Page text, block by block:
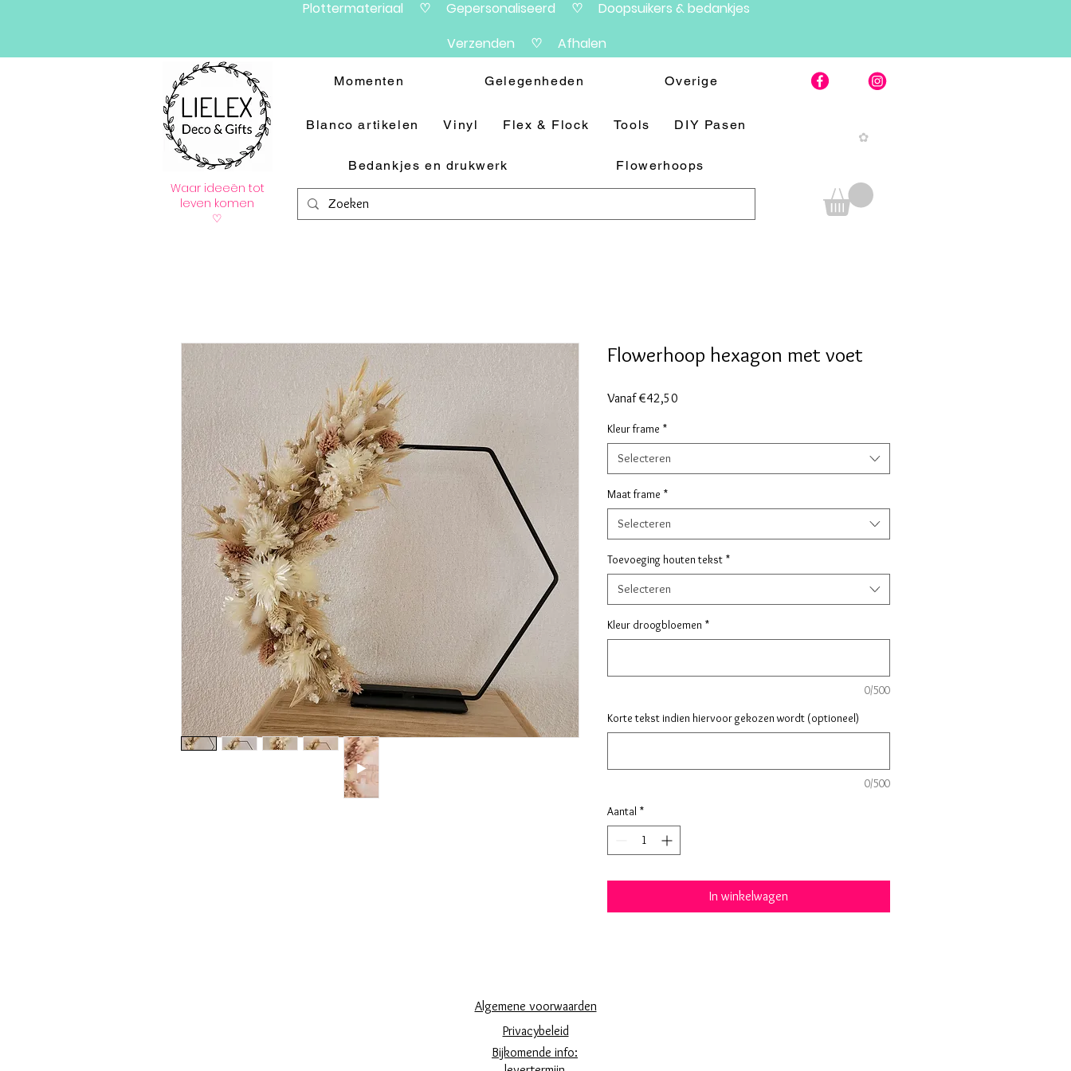
Plottermateriaal ♡ Gepersonaliseerd ♡ Doopsuikers & bedankjes
Verzenden ♡ Afhalen
Waar ideeën tot
leven komen
♡
Momenten Gelegenheden Overige
Blanco artikelen Vinyl Flex & Flock Tools DIY Pasen
Bedankjes en drukwerk Flowerhoops
✿
Flowerhoop hexagon met voet
Vanaf€42,50
Kleur frame *
Selecteren
Maat frame *
Selecteren
Toevoeging houten tekst *
Selecteren
Kleur droogbloemen *
0/500
Korte tekst indien hiervoor gekozen wordt (optioneel)
0/500
Aantal *
In winkelwagen
Algemene voorwaarden
Privacybeleid
Bijkomende info: